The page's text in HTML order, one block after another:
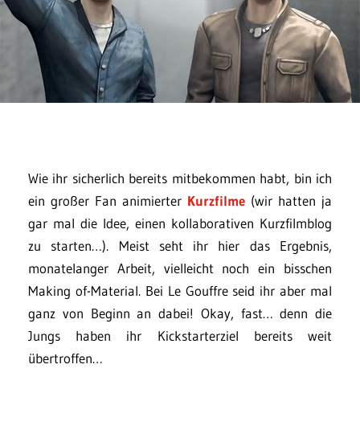
Wie ihr sicherlich bereits mitbekommen habt, bin ich
ein großer Fan animierter Kurzfilme (wir hatten ja
gar mal die Idee, einen kollaborativen Kurzfilmblog
zu starten…). Meist seht ihr hier das Ergebnis,
monatelanger Arbeit, vielleicht noch ein bisschen
Making of-Material. Bei Le Gouffre seid ihr aber mal
ganz von Beginn an dabei! Okay, fast… denn die
Jungs haben ihr Kickstarterziel bereits weit
übertroffen…